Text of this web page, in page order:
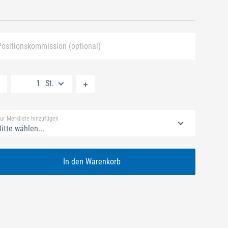
(optional)
St.
Merkliste hinzufügen
wählen...
In den Warenkorb